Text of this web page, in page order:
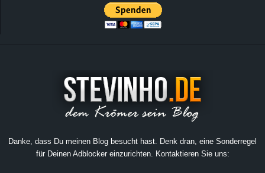
Danke, dass Du meinen Blog besucht hast. Denk dran, eine Sonderregel
für Deinen Adblocker einzurichten. Kontaktieren Sie uns: